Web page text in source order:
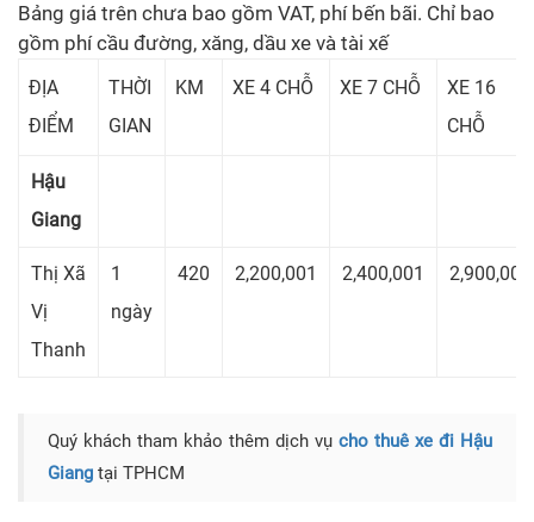
Bảng giá trên chưa bao gồm VAT, phí bến bãi. Chỉ bao
gồm phí cầu đường, xăng, dầu xe và tài xế
ĐỊA
ĐIỂM
THỜI
GIAN
KM XE 4 CHỖ XE 7 CHỖ
XE 16
CHỖ
Hậu
Giang
Thị Xã
Vị
Thanh
1
ngày
420 2,200,001 2,400,001 2,900,001
Quý khách tham khảo thêm dịch vụ cho thuê xe đi Hậu
Giang tại TPHCM